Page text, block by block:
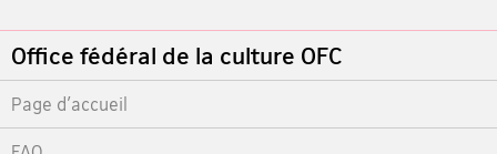
Footer
Office fédéral de la culture OFC
Page d'accueil